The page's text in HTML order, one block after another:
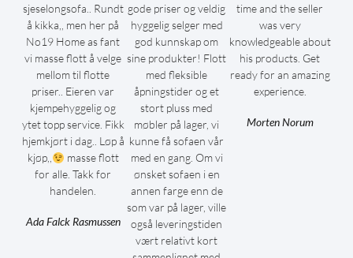
sjeselongsofa.. Rundt
å kikka,, men her på
No19 Home as fant
vi masse flott å velge
mellom til flotte
priser.. Eieren var
kjempehyggelig og
ytet topp service. Fikk
hjemkjørt i dag.. Løp å
kjøp,,
masse flott
for alle. Takk for
handelen.
Ada Falck Rasmussen
gode priser og veldig
hyggelig selger med
god kunnskap om
sine produkter! Flott
med fleksible
åpningstider og et
stort pluss med
møbler på lager, vi
kunne få sofaen vår
med en gang. Om vi
ønsket sofaen i en
annen farge enn de
som var på lager, ville
også leveringstiden
vært relativt kort
time and the seller
was very
knowledgeable about
his products. Get
ready for an amazing
experience.
Morten Norum